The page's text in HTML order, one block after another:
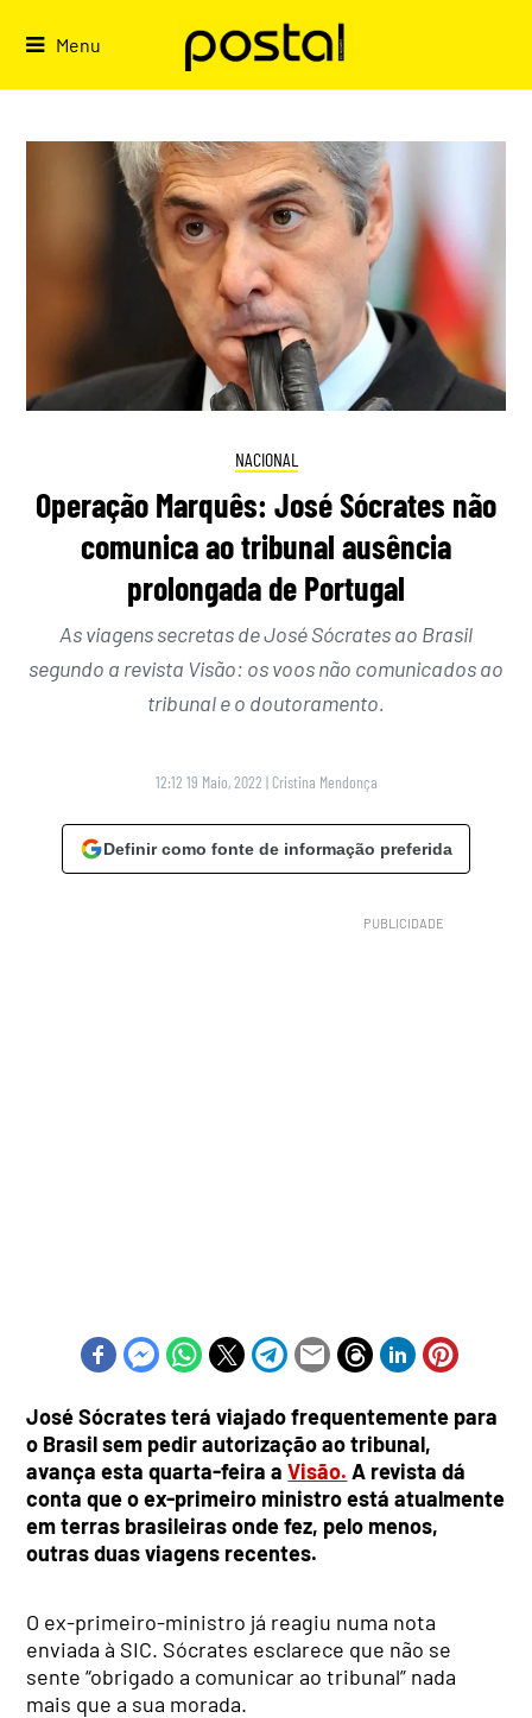
Menu
NACIONAL
Operação Marquês: José Sócrates não
comunica ao tribunal ausência
prolongada de Portugal
As viagens secretas de José Sócrates ao Brasil
segundo a revista Visão: os voos não comunicados ao
tribunal e o doutoramento.
12:12 19 Maio, 2022 | Cristina Mendonça
Definir como fonte de informação preferida
José Sócrates terá viajado frequentemente para
o Brasil sem pedir autorização ao tribunal,
avança esta quarta-feira aVisão. A revista dá
conta que o ex-primeiro ministro está atualmente
em terras brasileiras onde fez, pelo menos,
outras duas viagens recentes.
O ex-primeiro-ministro já reagiu numa nota
enviada à SIC. Sócrates esclarece que não se
sente “obrigado a comunicar ao tribunal” nada
mais que a sua morada.